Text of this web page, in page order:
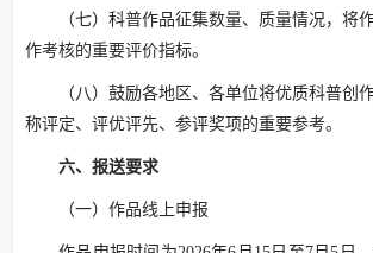
（七）科普作品征集数量、质量情况，将
作考核的重要评价指标。
（八）鼓励各地区、各单位将优质科普创
称评定、评优评先、参评奖项的重要参考。
六、报送要求
（一）作品线上申报